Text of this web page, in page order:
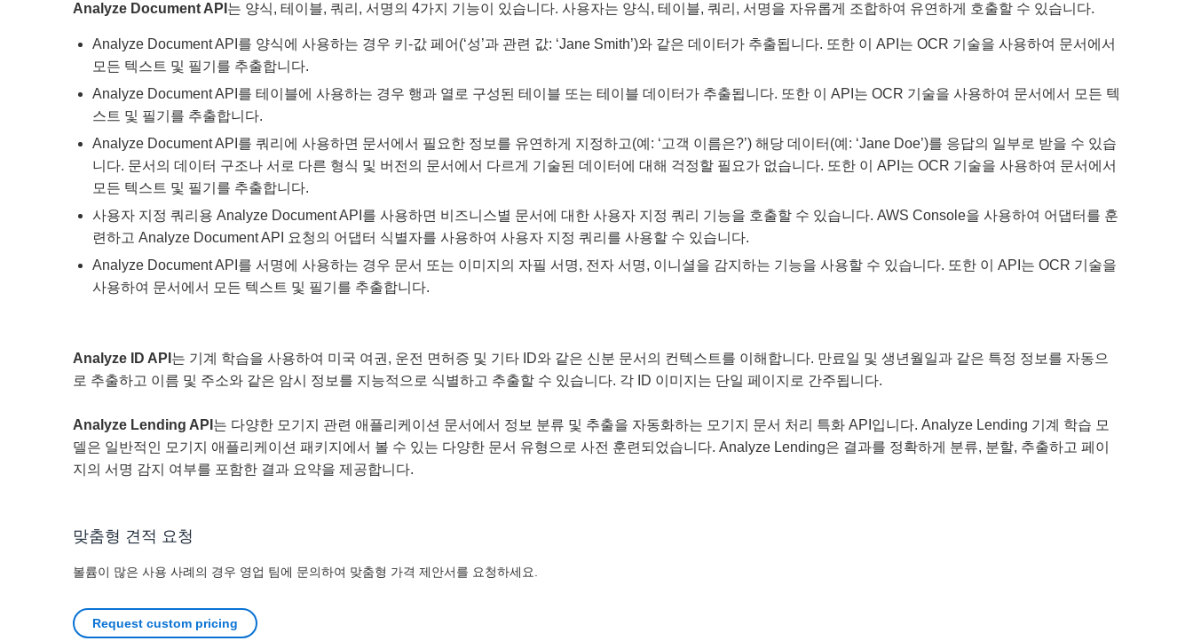
Analyze Document API 는 양식, 테이블, 쿼리, 서명의 4가지 기능이 있습니다. 사용자는 양식, 테이블, 쿼리, 서명을 자유롭게 조합하여 유연하게 호출할 수 있습니다.
Analyze Document API를 양식에 사용하는 경우 키-값 페어(‘성’과 관련 값: ‘Jane Smith’)와 같은 데이터가 추출됩니다. 또한 이 API는 OCR 기술을 사용하여 문서에서
모든 텍스트 및 필기를 추출합니다.
Analyze Document API를 테이블에 사용하는 경우 행과 열로 구성된 테이블 또는 테이블 데이터가 추출됩니다. 또한 이 API는 OCR 기술을 사용하여 문서에서 모든 텍
스트 및 필기를 추출합니다.
Analyze Document API를 쿼리에 사용하면 문서에서 필요한 정보를 유연하게 지정하고(예: ‘고객 이름은?’) 해당 데이터(예: ‘Jane Doe’)를 응답의 일부로 받을 수 있습
니다. 문서의 데이터 구조나 서로 다른 형식 및 버전의 문서에서 다르게 기술된 데이터에 대해 걱정할 필요가 없습니다. 또한 이 API는 OCR 기술을 사용하여 문서에서
모든 텍스트 및 필기를 추출합니다.
사용자 지정 쿼리용 Analyze Document API를 사용하면 비즈니스별 문서에 대한 사용자 지정 쿼리 기능을 호출할 수 있습니다. AWS Console을 사용하여 어댑터를 훈
련하고 Analyze Document API 요청의 어댑터 식별자를 사용하여 사용자 지정 쿼리를 사용할 수 있습니다.
Analyze Document API를 서명에 사용하는 경우 문서 또는 이미지의 자필 서명, 전자 서명, 이니셜을 감지하는 기능을 사용할 수 있습니다. 또한 이 API는 OCR 기술을
사용하여 문서에서 모든 텍스트 및 필기를 추출합니다.
Analyze ID API 는 기계 학습을 사용하여 미국 여권, 운전 면허증 및 기타 ID와 같은 신분 문서의 컨텍스트를 이해합니다. 만료일 및 생년월일과 같은 특정 정보를 자동으
로 추출하고 이름 및 주소와 같은 암시 정보를 지능적으로 식별하고 추출할 수 있습니다. 각 ID 이미지는 단일 페이지로 간주됩니다.
Analyze Lending API 는 다양한 모기지 관련 애플리케이션 문서에서 정보 분류 및 추출을 자동화하는 모기지 문서 처리 특화 API입니다. Analyze Lending 기계 학습 모
델은 일반적인 모기지 애플리케이션 패키지에서 볼 수 있는 다양한 문서 유형으로 사전 훈련되었습니다. Analyze Lending은 결과를 정확하게 분류, 분할, 추출하고 페이
지의 서명 감지 여부를 포함한 결과 요약을 제공합니다.
맞춤형 견적 요청
볼륨이 많은 사용 사례의 경우 영업 팀에 문의하여 맞춤형 가격 제안서를 요청하세요.
Request custom pricing